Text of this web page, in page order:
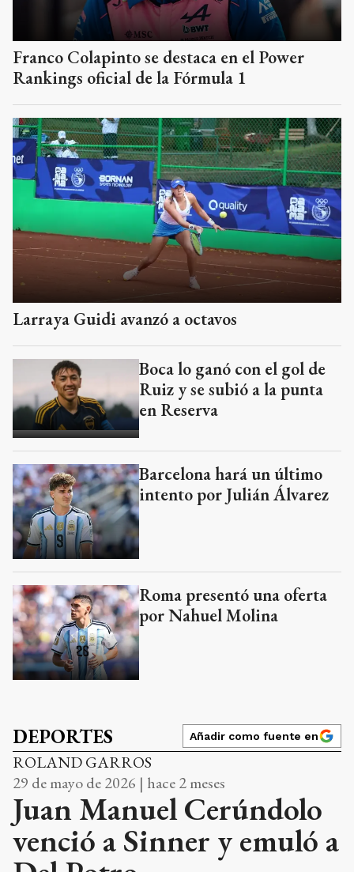
Franco Colapinto se destaca en el Power
Rankings oficial de la Fórmula 1
Larraya Guidi avanzó a octavos
Boca lo ganó con el gol de
Ruiz y se subió a la punta
en Reserva
Barcelona hará un último
intento por Julián Álvarez
Roma presentó una oferta
por Nahuel Molina
DEPORTES Añadir como fuente en
ROLAND GARROS
29 de mayo de 2026 | hace 2 meses
Juan Manuel Cerúndolo
venció a Sinner y emuló a